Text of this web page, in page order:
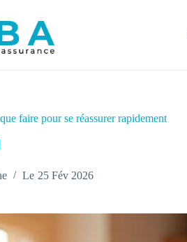
faire pour se réassurer rapidement
Le 25 Fév 2026